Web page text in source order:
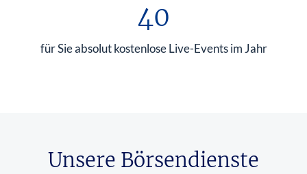
40
für Sie absolut kostenlose Live-Events im Jahr
Unsere Börsendienste